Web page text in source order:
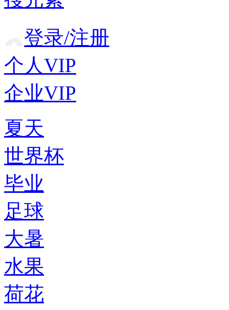
登录/注册
个人VIP
企业VIP
夏天
世界杯
毕业
足球
大暑
水果
荷花